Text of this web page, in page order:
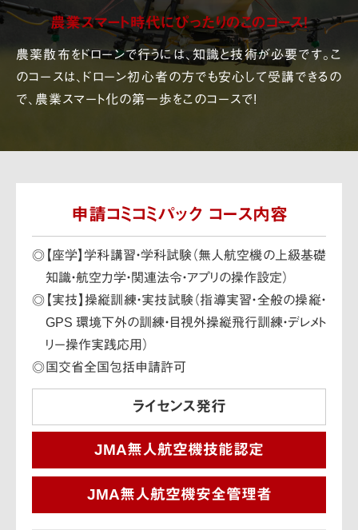
農業スマート時代にぴったりのこのコース!
農薬散布をドローンで行うには、知識と技術が必要です。こ
のコースは、ドローン初心者の方でも安心して受講できるの
で、農業スマート化の第一歩をこのコースで!
申請コミコミパック コース内容
【座学】学科講習・学科試験（無人航空機の上級基礎
知識・航空力学・関連法令・アプリの操作設定）
【実技】操縦訓練・実技試験（指導実習・全般の操縦・
GPS 環境下外の訓練・目視外操縦飛行訓練・デレメト
リー操作実践応用）
国交省全国包括申請許可
ライセンス発行
JMA無人航空機技能認定
JMA無人航空機安全管理者